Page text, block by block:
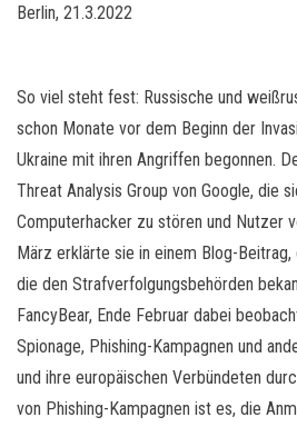
Berlin, 21.3.2022
So viel steht fest: Russische und
schon Monate vor dem Beginn der
Ukraine mit ihren Angriffen begonnen.
Threat Analysis Group von Google, die
Computerhacker zu stören und Nutzer
März erklärte sie in einem Blog-
die den Strafverfolgungsbehörden
FancyBear, Ende Februar dabei
Spionage, Phishing-Kampagnen und
und ihre europäischen Verbündeten
von Phishing-Kampagnen ist es, die